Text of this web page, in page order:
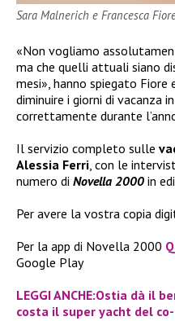
Sara Malnerich e Francesca
«Non vogliamo
ma che quelli attuali siano
mesi», hanno spiegato
diminuire i giorni di vacanza
correttamente durante
Il servizio completo sulle
Alessia Ferri , con le
numero di Novella 2000 in
Per avere la vostra copia
Per la app di Novella 2000
Google Play
LEGGI ANCHE:Ostia dà il
costa il super yacht del